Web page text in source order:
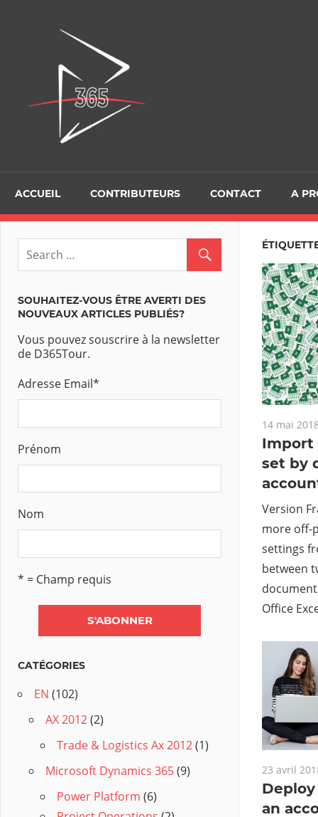
ACCUEIL CONTRIBUTEURS CONTACT A
14 mai
Import
set by
Version
more off-
settings
between
Office
23 avril
an
SOUHAITEZ-VOUS ÊTRE AVERTI DES
NOUVEAUX ARTICLES PUBLIÉS?
Vous pouvez souscrire à la newsletter
de D365Tour.
Adresse Email*
Prénom
Nom
* = Champ requis
CATÉGORIES
EN (102)
AX 2012(2)
Trade & Logistics Ax 2012(1)
Microsoft Dynamics 365(9)
Power Platform (6)